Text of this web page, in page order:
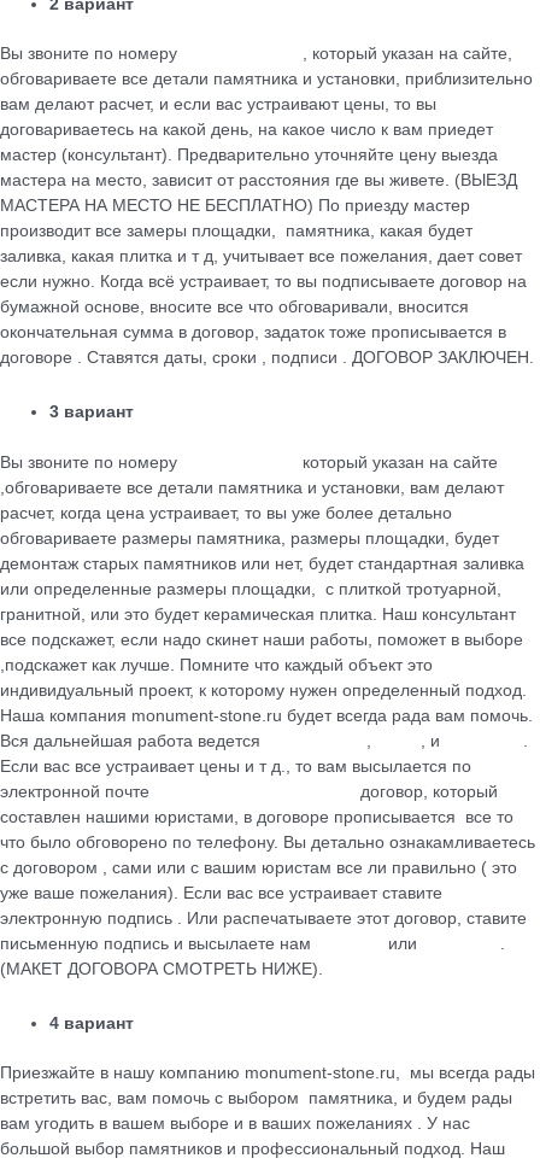
2 вариант
Вы звоните по номеру
, который указан на сайте,
обговариваете все детали памятника и установки, приблизительно
вам делают расчет, и если вас устраивают цены, то вы
договариваетесь на какой день, на какое число к вам приедет
мастер (консультант). Предварительно уточняйте цену выезда
мастера на место, зависит от расстояния где вы живете. (ВЫЕЗД
МАСТЕРА НА МЕСТО НЕ БЕСПЛАТНО) По приезду мастер
производит все замеры площадки, памятника, какая будет
заливка, какая плитка и т д, учитывает все пожелания, дает совет
если нужно. Когда всё устраивает, то вы подписываете договор на
бумажной основе, вносите все что обговаривали, вносится
окончательная сумма в договор, задаток тоже прописывается в
договоре . Ставятся даты, сроки , подписи . ДОГОВОР ЗАКЛЮЧЕН.
3 вариант
Вы звоните по номеру
который указан на сайте
,обговариваете все детали памятника и установки, вам делают
расчет, когда цена устраивает, то вы уже более детально
обговариваете размеры памятника, размеры площадки, будет
демонтаж старых памятников или нет, будет стандартная заливка
или определенные размеры площадки, с плиткой тротуарной,
гранитной, или это будет керамическая плитка. Наш консультант
все подскажет, если надо скинет наши работы, поможет в выборе
,подскажет как лучше. Помните что каждый объект это
индивидуальный проект, к которому нужен определенный подход.
Наша компания monument-stone.ru будет всегда рада вам помочь.
Вся дальнейшая работа ведется
, и
Если вас все устраивает цены и т д., то вам высылается по
электронной почте
договор, который
cоставлен нашими юристами, в договоре прописывается все то
что было обговорено по телефону. Вы детально ознакамливаетесь
с договором , сами или с вашим юристам все ли правильно ( это
уже ваше пожелания). Если вас все устраивает ставите
электронную подпись . Или распечатываете этот договор, ставите
письменную подпись и высылаете нам
или
(МАКЕТ ДОГОВОРА СМОТРЕТЬ НИЖЕ).
4 вариант
Приезжайте в нашу компанию monument-stone.ru, мы всегда рады
встретить вас, вам помочь с выбором памятника, и будем рады
вам угодить в вашем выборе и в ваших пожеланиях . У нас
большой выбор памятников и профессиональный подход. Наш